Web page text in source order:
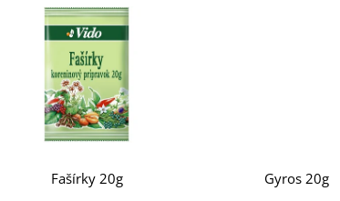
Fašírky 20g Gyros 20g